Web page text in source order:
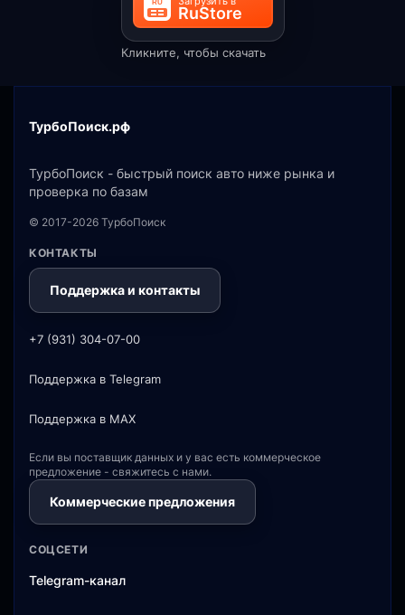
Кликните, чтобы скачать
ТурбоПоиск.рф
ТурбоПоиск - быстрый поиск авто ниже рынка и
проверка по базам
© 2017-2026 ТурбоПоиск
КОНТАКТЫ
Поддержка и контакты
+7 (931) 304-07-00
Поддержка в Telegram
Поддержка в MAX
Если вы поставщик данных и у вас есть коммерческое
предложение - свяжитесь с нами.
Коммерческие предложения
СОЦСЕТИ
Telegram-канал